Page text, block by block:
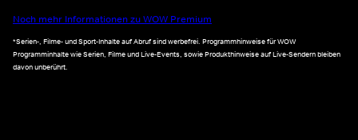
Noch mehr Informationen zu WOW Premium
*Serien-, Filme- und Sport-Inhalte auf Abruf sind werbefrei. Programmhinweise für WOW
Programminhalte wie Serien, Filme und Live-Events, sowie Produkthinweise auf Live-Sendern bleiben
davon unberührt.